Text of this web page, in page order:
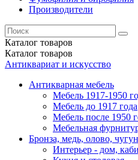
Производители
Каталог товаров
Каталог товаров
Антиквариат и искусство
Антикварная мебель
Мебель 1917-1950
Мебель до 1917 года
Мебель после 1950
Мебельная
Бронза, медь, олово, чугун
Интерьер - дом,